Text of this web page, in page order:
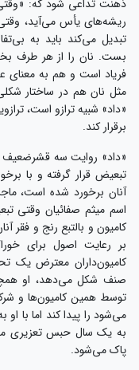
ذهنت تداعی شود که:
ریشه‌های یأس می‌آید،
تبدیل می‌کند باید به
بست. نان را از هر طرف
فریاد است و هم به معنای
مثل نان هم در ساختار
«داد» شبیه ترازو است،
برقرار کند.
«داد» روایت سه قشرضعیف
تبعیض قرار گرفته و با
آنان برخورد شده است،
اسم میثم صفائیان وقتی
کامیون و بالتبع رنج و فقر
بر رعایت اصول برای
کامیون‌داران معترض یک
صنف شکل می‌دهد، او
توسط همین کامیون‌ها و
می‌شود را پیدا کند اما با
به یک سال حبس تعزیری
پاک می‌شود.